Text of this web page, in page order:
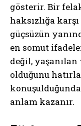
gösterir. Bir
haksızlığa
güçsüzün
en somut
değil,
olduğunu
anlam kazanır.